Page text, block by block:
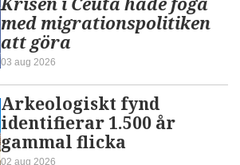
med migrationspolitiken
att göra
03 aug 2026
Arkeologiskt fynd
identifierar 1.500 år
gammal flicka
02 aug 2026